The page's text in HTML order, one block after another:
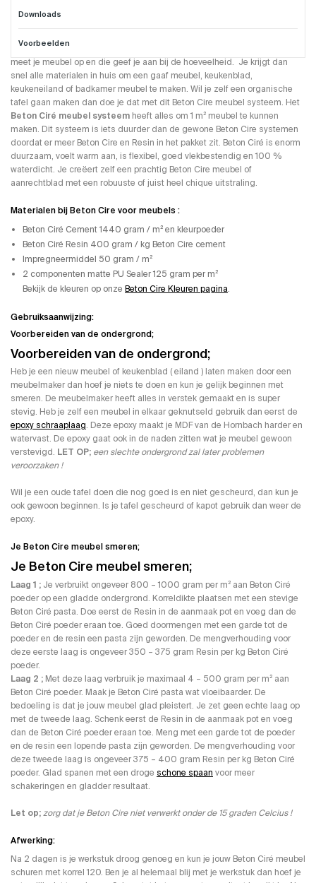
Downloads
Voorbeelden
Beton Cire voor op je meubel
DitBeton Ciré meubel systeem
meet je meubel op en die geef je aan bij de hoeveelheid. Je krijgt dan
snel alle materialen in huis om een gaaf meubel, keukenblad,
keukeneiland of badkamer meubel te maken. Wil je zelf een organische
tafel gaan maken dan doe je dat met dit Beton Cire meubel systeem. Het
Beton Ciré meubel systeem heeft alles om 1 m² meubel te kunnen
maken. Dit systeem is iets duurder dan de gewone Beton Cire systemen
doordat er meer Beton Cire en Resin in het pakket zit. Beton Ciré is enorm
duurzaam, voelt warm aan, is flexibel, goed vlekbestendig en 100 %
waterdicht. Je creëert zelf een prachtig Beton Cire meubel of
aanrechtblad met een robuuste of juist heel chique uitstraling.
Materialen bij Beton Cire voor meubels :
Beton Ciré Cement 1440 gram / m² en kleurpoeder
Beton Ciré Resin 400 gram / kg Beton Cire cement
Impregneermiddel 50 gram / m²
2 componenten matte PU Sealer 125 gram per m²
Bekijk de kleuren op onze Beton Cire Kleuren pagina.
Gebruiksaanwijzing:
Voorbereiden van de ondergrond;
Voorbereiden van de ondergrond;
Heb je een nieuw meubel of keukenblad ( eiland ) laten maken door een
meubelmaker dan hoef je niets te doen en kun je gelijk beginnen met
smeren. De meubelmaker heeft alles in verstek gemaakt en is super
stevig. Heb je zelf een meubel in elkaar geknutseld gebruik dan eerst de
epoxy schraaplaag. Deze epoxy maakt je MDF van de Hornbach harder en
watervast. De epoxy gaat ook in de naden zitten wat je meubel gewoon
verstevigd. LET OP; een slechte ondergrond zal later problemen
veroorzaken !
Wil je een oude tafel doen die nog goed is en niet gescheurd, dan kun je
ook gewoon beginnen. Is je tafel gescheurd of kapot gebruik dan weer de
epoxy.
Je Beton Cire meubel smeren;
Je Beton Cire meubel smeren;
Laag 1 ; Je verbruikt ongeveer 800 – 1000 gram per m² aan Beton Ciré
poeder op een gladde ondergrond. Korreldikte plaatsen met een stevige
Beton Ciré pasta. Doe eerst de Resin in de aanmaak pot en voeg dan de
Beton Ciré poeder eraan toe. Goed doormengen met een garde tot de
poeder en de resin een pasta zijn geworden. De mengverhouding voor
deze eerste laag is ongeveer 350 – 375 gram Resin per kg Beton Ciré
poeder.
Laag 2 ; Met deze laag verbruik je maximaal 4 – 500 gram per m² aan
Beton Ciré poeder. Maak je Beton Ciré pasta wat vloeibaarder. De
bedoeling is dat je jouw meubel glad pleistert. Je zet geen echte laag op
met de tweede laag. Schenk eerst de Resin in de aanmaak pot en voeg
dan de Beton Ciré poeder eraan toe. Meng met een garde tot de poeder
en de resin een lopende pasta zijn geworden. De mengverhouding voor
deze tweede laag is ongeveer 375 – 400 gram Resin per kg Beton Ciré
poeder. Glad spanen met een droge schone spaan voor meer
schakeringen en gladder resultaat.
Let op;zorg dat je Beton Cire niet verwerkt onder de 15 graden Celcius !
Afwerking:
Na 2 dagen is je werkstuk droog genoeg en kun je jouw Beton Ciré meubel
schuren met korrel 120. Ben je al helemaal blij met je werkstuk dan hoef je